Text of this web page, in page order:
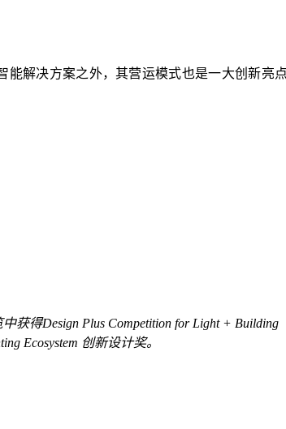
解决方案之外，其营运模式也是一大创新亮点
获得Design Plus Competition for Light + Building
Ecosystem 创新设计奖。